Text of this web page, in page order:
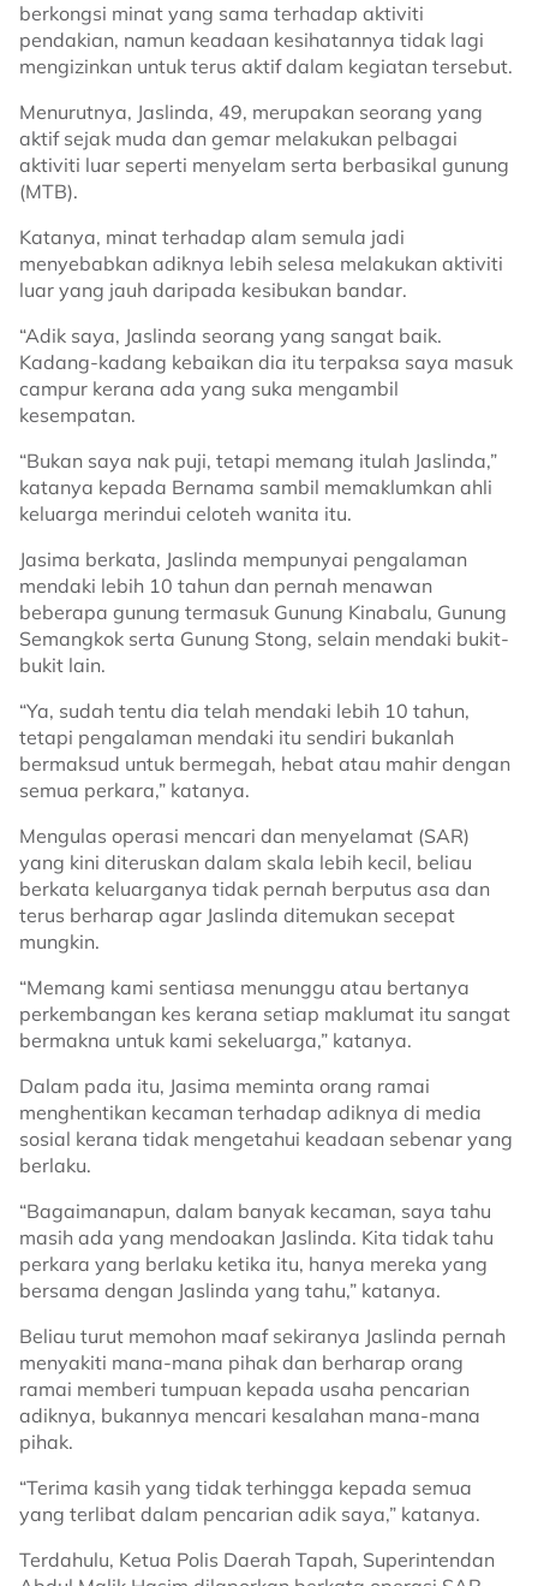
berkongsi minat yang sama terhadap aktiviti
pendakian, namun keadaan kesihatannya tidak lagi
mengizinkan untuk terus aktif dalam kegiatan tersebut.
Menurutnya, Jaslinda, 49, merupakan seorang yang
aktif sejak muda dan gemar melakukan pelbagai
aktiviti luar seperti menyelam serta berbasikal gunung
(MTB).
Katanya, minat terhadap alam semula jadi
menyebabkan adiknya lebih selesa melakukan aktiviti
luar yang jauh daripada kesibukan bandar.
“Adik saya, Jaslinda seorang yang sangat baik.
Kadang-kadang kebaikan dia itu terpaksa saya masuk
campur kerana ada yang suka mengambil
kesempatan.
“Bukan saya nak puji, tetapi memang itulah Jaslinda,”
katanya kepada Bernama sambil memaklumkan ahli
keluarga merindui celoteh wanita itu.
Jasima berkata, Jaslinda mempunyai pengalaman
mendaki lebih 10 tahun dan pernah menawan
beberapa gunung termasuk Gunung Kinabalu, Gunung
Semangkok serta Gunung Stong, selain mendaki bukit-
bukit lain.
“Ya, sudah tentu dia telah mendaki lebih 10 tahun,
tetapi pengalaman mendaki itu sendiri bukanlah
bermaksud untuk bermegah, hebat atau mahir dengan
semua perkara,” katanya.
Mengulas operasi mencari dan menyelamat (SAR)
yang kini diteruskan dalam skala lebih kecil, beliau
berkata keluarganya tidak pernah berputus asa dan
terus berharap agar Jaslinda ditemukan secepat
mungkin.
“Memang kami sentiasa menunggu atau bertanya
perkembangan kes kerana setiap maklumat itu sangat
bermakna untuk kami sekeluarga,” katanya.
Dalam pada itu, Jasima meminta orang ramai
menghentikan kecaman terhadap adiknya di media
sosial kerana tidak mengetahui keadaan sebenar yang
berlaku.
“Bagaimanapun, dalam banyak kecaman, saya tahu
masih ada yang mendoakan Jaslinda. Kita tidak tahu
perkara yang berlaku ketika itu, hanya mereka yang
bersama dengan Jaslinda yang tahu,” katanya.
Beliau turut memohon maaf sekiranya Jaslinda pernah
menyakiti mana-mana pihak dan berharap orang
ramai memberi tumpuan kepada usaha pencarian
adiknya, bukannya mencari kesalahan mana-mana
pihak.
“Terima kasih yang tidak terhingga kepada semua
yang terlibat dalam pencarian adik saya,” katanya.
Terdahulu, Ketua Polis Daerah Tapah, Superintendan